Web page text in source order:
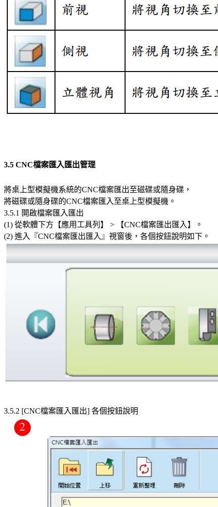
3.5 CNC檔案匯入匯出管理
將桌上型模擬機系統的CNC檔案匯出至磁碟或隨身碟，
將磁碟或隨身碟的CNC檔案匯入至桌上型模擬機。
3.5.1 開啟檔案匯入匯出
(1) 從軟體下方【應用工具列】 > 【CNC檔案匯出匯入】。
(2) 進入『CNC檔案匯出匯入』視窗後，各個按鈕說明如下。
3.5.2 [CNC檔案匯入匯出] 各個按鈕說明